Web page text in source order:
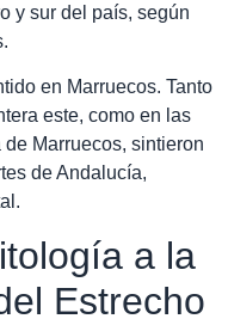
y sur del país, según
en Marruecos. Tanto
este, como en las
Marruecos, sintieron
de Andalucía,
a la
Estrecho